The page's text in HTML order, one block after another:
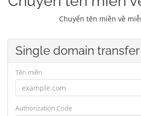
Chuyển tên miền về
Single domain transfer
Tên miền
Authorization Code